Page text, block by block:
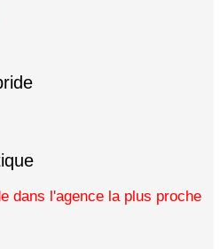
dans l'agence la plus proche